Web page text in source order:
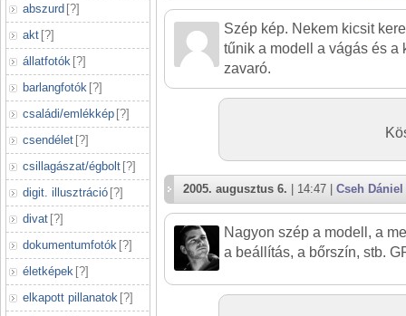
abszurd [?]
akt [?]
állatfotók [?]
barlangfotók [?]
családi/emlékkép [?]
csendélet [?]
csillagászat/égbolt [?]
digit. illusztráció [?]
divat [?]
dokumentumfotók [?]
életképek [?]
elkapott pillanatok [?]
Szép kép. Nekem kicsit
tűnik a modell a vágás és a
zavaró.
2005. augusztus 6. | 14:47 | Cseh Dániel
Nagyon szép a modell, a
a beállítás, a bőrszín, stb.